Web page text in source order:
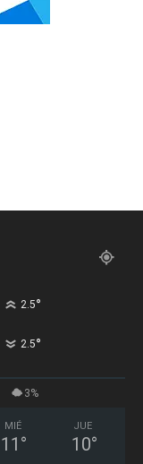
2.5°
2.5°
3%
MIÉ
11 °
JUE
10°